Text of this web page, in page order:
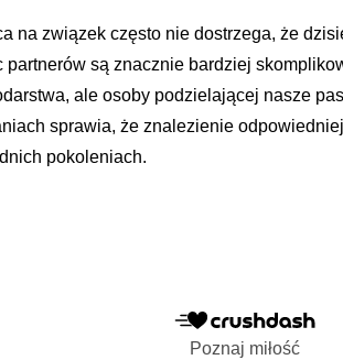
na związek często nie dostrzega, że
są znacznie bardziej
ale osoby podzielającej nasze
sprawia, że znalezienie
pokoleniach.
Poznaj miłość